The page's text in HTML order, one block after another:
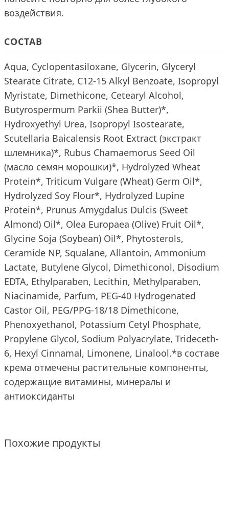
воздействия.
СОСТАВ
Aqua, Cyclopentasiloxane, Glycerin, Glyceryl
Stearate Citrate, C12-15 Alkyl Benzoate, Isopropyl
Myristate, Dimethicone, Cetearyl Alcohol,
Butyrospermum Parkii (Shea Butter)*,
Hydroxyethyl Urea, Isopropyl Isostearate,
Scutellaria Baicalensis Root Extract (экстракт
шлемника)*, Rubus Chamaemorus Seed Oil
(масло семян морошки)*, Hydrolyzed Wheat
Protein*, Triticum Vulgare (Wheat) Germ Oil*,
Hydrolyzed Soy Flour*, Hydrolyzed Lupine
Protein*, Prunus Amygdalus Dulcis (Sweet
Almond) Oil*, Olea Europaea (Olive) Fruit Oil*,
Glycine Soja (Soybean) Oil*, Phytosterols,
Ceramide NP, Squalane, Allantoin, Ammonium
Lactate, Butylene Glycol, Dimethiconol, Disodium
EDTA, Ethylparaben, Lecithin, Methylparaben,
Niacinamide, Parfum, PEG-40 Hydrogenated
Castor Oil, PEG/PPG-18/18 Dimethicone,
Phenoxyethanol, Potassium Cetyl Phosphate,
Propylene Glycol, Sodium Polyacrylate, Trideceth-
6, Hexyl Cinnamal, Limonene, Linalool.*в составе
крема отмечены растительные компоненты,
содержащие витамины, минералы и
антиоксиданты
Похожие продукты